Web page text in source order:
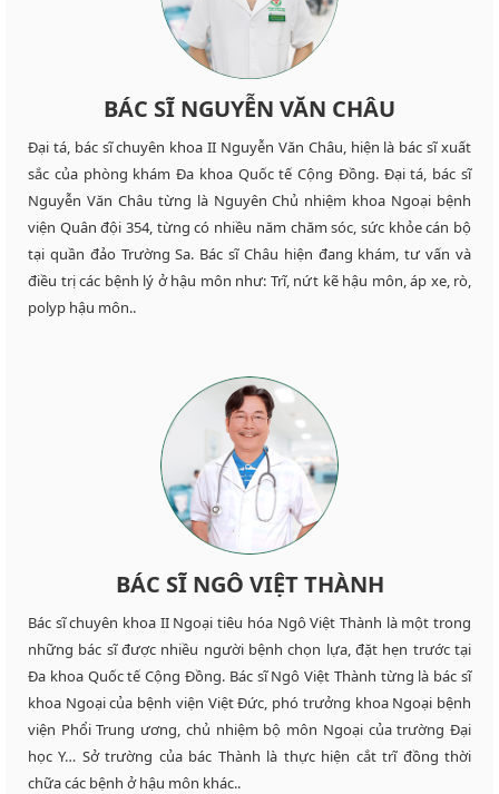
BÁC SĨ NGUYỄN VĂN CHÂU
Đại tá, bác sĩ chuyên khoa II Nguyễn Văn Châu, hiện là bác sĩ xuất
sắc của phòng khám Đa khoa Quốc tế Cộng Đồng. Đại tá, bác sĩ
Nguyễn Văn Châu từng là Nguyên Chủ nhiệm khoa Ngoại bệnh
viện Quân đội 354, từng có nhiều năm chăm sóc, sức khỏe cán bộ
tại quần đảo Trường Sa. Bác sĩ Châu hiện đang khám, tư vấn và
điều trị các bệnh lý ở hậu môn như: Trĩ, nứt kẽ hậu môn, áp xe, rò,
polyp hậu môn..
BÁC SĨ NGÔ VIỆT THÀNH
Bác sĩ chuyên khoa II Ngoại tiêu hóa Ngô Việt Thành là một trong
những bác sĩ được nhiều người bệnh chọn lựa, đặt hẹn trước tại
Đa khoa Quốc tế Cộng Đồng. Bác sĩ Ngô Việt Thành từng là bác sĩ
khoa Ngoại của bệnh viện Việt Đức, phó trưởng khoa Ngoại bệnh
viện Phổi Trung ương, chủ nhiệm bộ môn Ngoại của trường Đại
học Y… Sở trường của bác Thành là thực hiện cắt trĩ đồng thời
chữa các bệnh ở hậu môn khác..